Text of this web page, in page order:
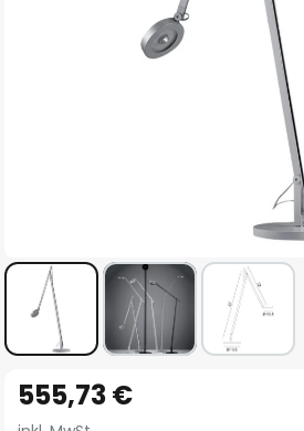
Anfang
555,73 €